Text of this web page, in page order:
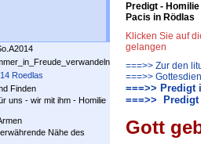
Roedlas
Finden
uns - wir mit ihm - Homilie
Nähe des
Predigt -
Pacis in Rödlas
Klicken Sie auf
gelangen
===>> Zur den
===>>
===>> Predigt
===>> Predigt
Gott